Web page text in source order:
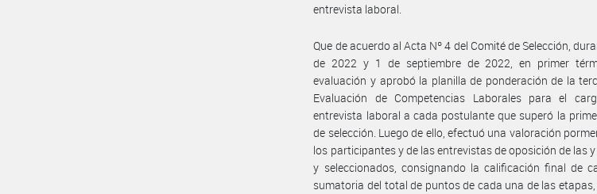
entrevista laboral.
Que de acuerdo al Acta Nº 4 del Comité de Selección,
de 2022 y 1 de septiembre de 2022, en primer
evaluación y aprobó la planilla de ponderación de la
Evaluación de Competencias Laborales para el
entrevista laboral a cada postulante que superó la
de selección. Luego de ello, efectuó una valoración
los participantes y de las entrevistas de oposición de las
y seleccionados, consignando la calificación final de
sumatoria del total de puntos de cada una de las